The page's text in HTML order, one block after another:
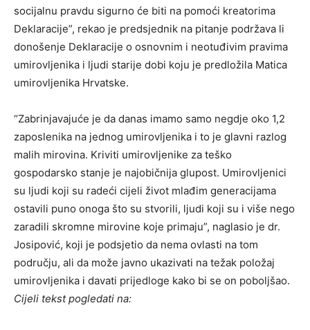
socijalnu pravdu sigurno će biti na pomoći kreatorima
Deklaracije”, rekao je predsjednik na pitanje podržava li
donošenje Deklaracije o osnovnim i neotuđivim pravima
umirovljenika i ljudi starije dobi koju je predložila Matica
umirovljenika Hrvatske.
“Zabrinjavajuće je da danas imamo samo negdje oko 1,2
zaposlenika na jednog umirovljenika i to je glavni razlog
malih mirovina. Kriviti umirovljenike za teško
gospodarsko stanje je najobičnija glupost. Umirovljenici
su ljudi koji su radeći cijeli život mlađim generacijama
ostavili puno onoga što su stvorili, ljudi koji su i više nego
zaradili skromne mirovine koje primaju”, naglasio je dr.
Josipović, koji je podsjetio da nema ovlasti na tom
području, ali da može javno ukazivati na težak položaj
umirovljenika i davati prijedloge kako bi se on poboljšao.
Cijeli tekst pogledati na: